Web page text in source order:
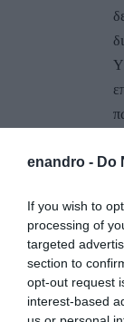
enandro - Do
If you wish to
processing of
targeted
section to
opt-out request
interest-based
Ο/Η